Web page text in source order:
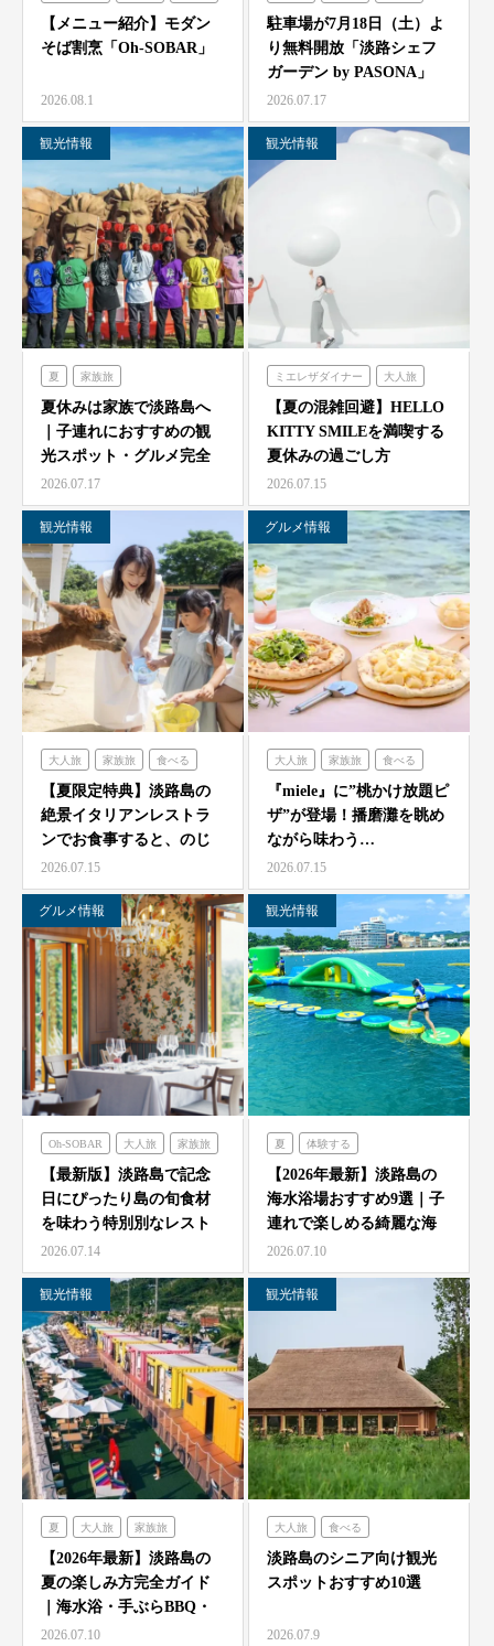
【メニュー紹介】モダン
そば割烹「Oh-SOBAR」
2026.08.1
シェフガーデン
駐車場が7月18日（土）よ
り無料開放「淡路シェフ
ガーデン by PASONA」
「Ladyb…
2026.07.17
観光情報
夏 家族旅
農家レストラン「陽・燦燦」
シェフガーデン
ニジゲンノモリ
夏休みは家族で淡路島へ
｜子連れにおすすめの観
光スポット・グルメ完全
ガイド
2026.07.17
観光情報
ミエレザダイナー 大人旅
家族旅 食べる 体験する
ハローキティスマイル
【夏の混雑回避】HELLO
KITTY SMILEを満喫する
夏休みの過ごし方
2026.07.15
観光情報
大人旅 家族旅 食べる
体験する のじまスコーラ
【夏限定特典】淡路島の
絶景イタリアンレストラ
ンでお食事すると、のじ
ま動物園の入場券をプレ
ゼ…
2026.07.15
グルメ情報
大人旅 家族旅 食べる
体験する ミエレ
『miele』に”桃かけ放題ピ
ザ”が登場！播磨灘を眺め
ながら味わう…
2026.07.15
グルメ情報
Oh-SOBAR 大人旅 家族旅
食べる フレンチの森
オーシャンテラス
のじまスコーラ 青海波
海神人の食卓
【最新版】淡路島で記念
日にぴったり島の旬食材
を味わう特別別なレスト
ラン7選
2026.07.14
観光情報
夏 体験する
のじまスコーラ
シェフガーデン
【2026年最新】淡路島の
海水浴場おすすめ9選｜子
連れで楽しめる綺麗な海
と海開き情報
2026.07.10
観光情報
夏 大人旅 家族旅
食べる 体験する 禅坊靖寧
ハローキティスマイル
オーシャンテラス ミエレ
グランシャリオ
【2026年最新】淡路島の
夏の楽しみ方完全ガイド
｜海水浴・手ぶらBBQ・
子供の遊び場と絶景…
2026.07.10
観光情報
大人旅 食べる
フレンチの森 古酒の舎
禅坊靖寧 のじまスコーラ
淡路島のシニア向け観光
スポットおすすめ10選
2026.07.9